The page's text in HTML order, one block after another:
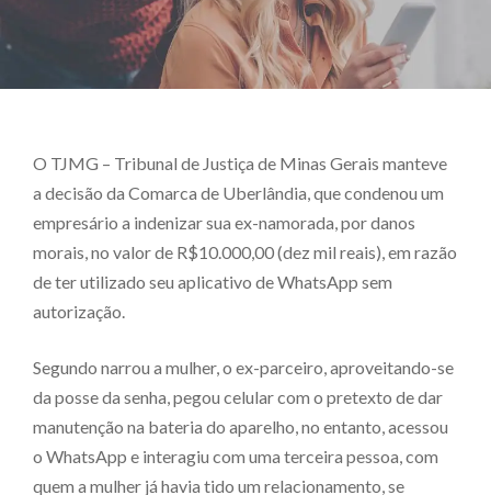
O TJMG – Tribunal de Justiça de Minas Gerais manteve
a decisão da Comarca de Uberlândia, que condenou um
empresário a indenizar sua ex-namorada, por danos
morais, no valor de R$10.000,00 (dez mil reais), em razão
de ter utilizado seu aplicativo de WhatsApp sem
autorização.
Segundo narrou a mulher, o ex-parceiro, aproveitando-se
da posse da senha, pegou celular com o pretexto de dar
manutenção na bateria do aparelho, no entanto, acessou
o WhatsApp e interagiu com uma terceira pessoa, com
quem a mulher já havia tido um relacionamento, se